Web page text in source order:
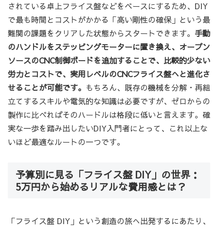
されている卓上フライス盤などをベースにするため、DIY
で最も時間とコストがかかる「高い剛性の確保」という最
難関の課題をクリアした状態からスタートできます。 手動
のハンドルをステッピングモーターに置き換え、オープン
ソースのCNC制御ボードを追加することで、比較的少ない
労力とコストで、実用レベルのCNCフライス盤へと進化さ
せることが可能です。 もちろん、既存の機械を分解・再組
立てするスキルや電気的な知識は必要ですが、ゼロからの
製作に比べればそのハードルは格段に低いと言えます。確
実な一歩を踏み出したいDIY入門者にとって、これ以上な
いほど最適なルートの一つです。
予算別に見る「フライス盤 DIY」の世界：
5万円から始めるリアルな費用感とは？
「フライス盤 DIY」という創造の旅へ出発するにあたり、